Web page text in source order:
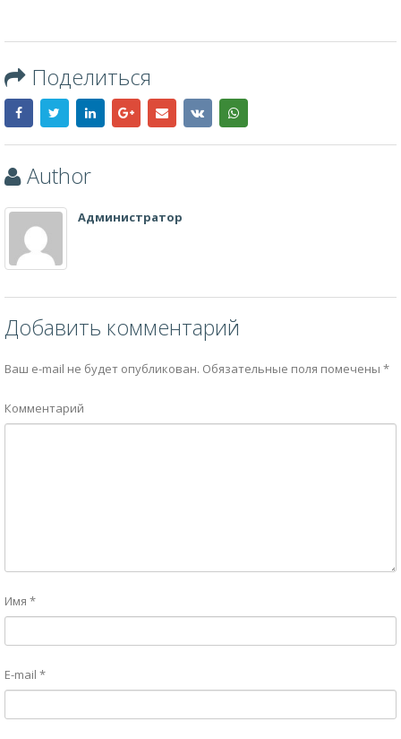
Поделиться
Author
Администратор
Добавить комментарий
Ваш e-mail не будет опубликован. Обязательные поля помечены *
Комментарий
Имя *
E-mail *